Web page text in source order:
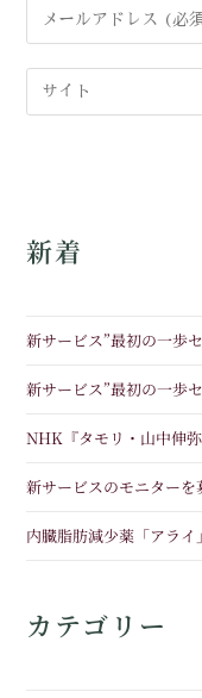
新着
新サービス”最初の一歩
新サービス”最初の一歩
NHK『タモリ・山中伸
新サービスのモニター
内臓脂肪減少薬「アラ
カテゴリー